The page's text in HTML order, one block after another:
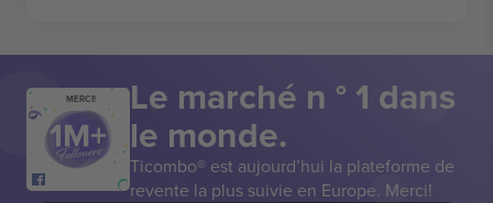
MERCI! Le marché n ° 1 dans
le monde.
Ticombo® est aujourd’hui la plateforme de
revente la plus suivie en Europe. Merci!